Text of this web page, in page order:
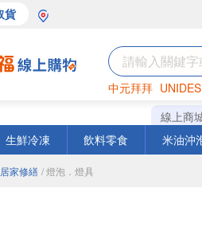
貨
中元拜拜
罐頭 海苔
線上商
生鮮冷凍 飲料零食 米油沖
家修繕 / 燈泡．燈具